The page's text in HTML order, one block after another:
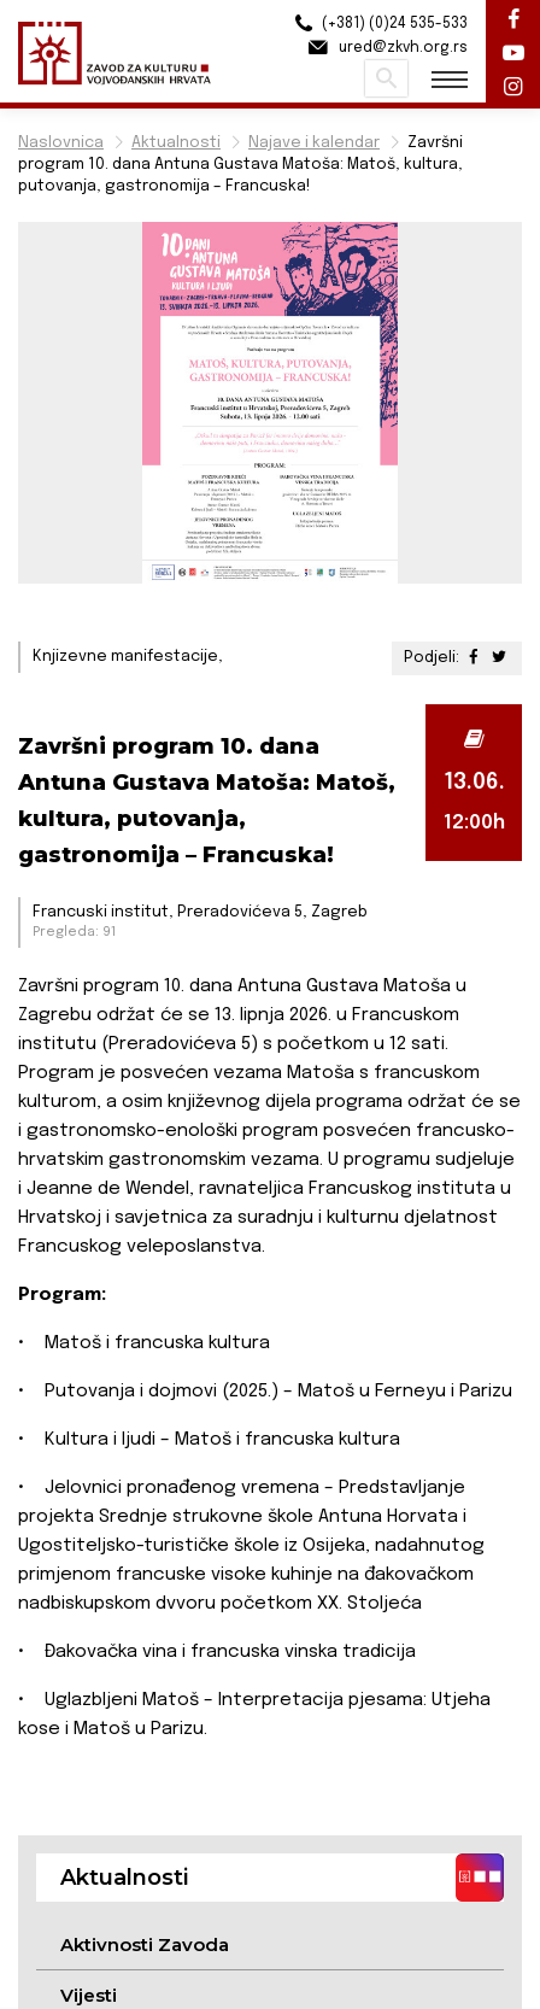
Naslovnica Aktualnosti Najave i kalendar
Završni
program 10. dana Antuna Gustava Matoša: Matoš, kultura,
putovanja, gastronomija – Francuska!
Podjeli:
Knjizevne manifestacije,
13.06.
12:00h
Završni program 10. dana
Antuna Gustava Matoša: Matoš,
kultura, putovanja,
gastronomija – Francuska!
Francuski institut, Preradovićeva 5, Zagreb
Pregleda: 91
Završni program 10. dana Antuna Gustava Matoša u
Zagrebu održat će se 13. lipnja 2026. u Francuskom
institutu (Preradovićeva 5) s početkom u 12 sati.
Program je posvećen vezama Matoša s francuskom
kulturom, a osim književnog dijela programa održat će se
i gastronomsko-enološki program posvećen francusko-
hrvatskim gastronomskim vezama. U programu sudjeluje
i Jeanne de Wendel, ravnateljica Francuskog instituta u
Hrvatskoj i savjetnica za suradnju i kulturnu djelatnost
Francuskog veleposlanstva.
Program:
• Matoš i francuska kultura
• Putovanja i dojmovi (2025.) – Matoš u Ferneyu i Parizu
• Kultura i ljudi – Matoš i francuska kultura
• Jelovnici pronađenog vremena – Predstavljanje
projekta Srednje strukovne škole Antuna Horvata i
Ugostiteljsko-turističke škole iz Osijeka, nadahnutog
primjenom francuske visoke kuhinje na đakovačkom
nadbiskupskom dvvoru početkom XX. Stoljeća
• Đakovačka vina i francuska vinska tradicija
• Uglazbljeni Matoš – Interpretacija pjesama: Utjeha
kose i Matoš u Parizu.
Aktualnosti
Aktivnosti Zavoda
Vijesti
(+381) (0)24 535-533
ured@zkvh.org.rs
Pretraži